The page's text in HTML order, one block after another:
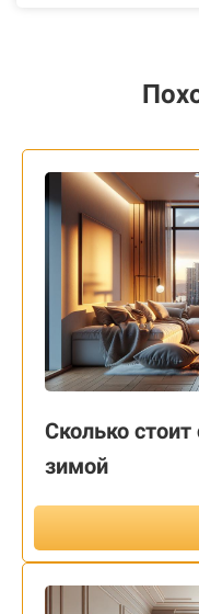
Сколько
зимой